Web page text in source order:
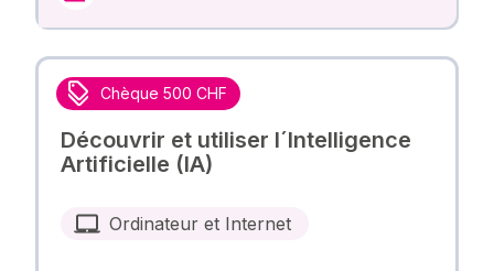
Chèque 500 CHF
Découvrir et utiliser l´Intelligence
Artificielle (IA)
Ordinateur et Internet